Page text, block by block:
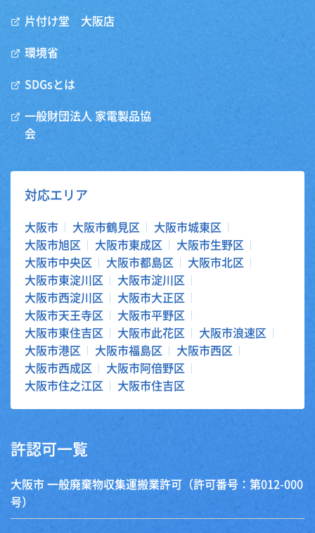
片付け堂 大阪店
環境省
SDGsとは
一般財団法人 家電製品協
会
対応エリア
大阪市 大阪市鶴見区
大阪市城東区
大阪市旭区
大阪市東成区
大阪市生野区
大阪市中央区
大阪市都島区
大阪市北区
大阪市東淀川区
大阪市淀川区
大阪市西淀川区
大阪市大正区
大阪市天王寺区
大阪市平野区
大阪市東住吉区
大阪市此花区
大阪市浪速区
大阪市港区
大阪市福島区
大阪市西区
大阪市西成区
大阪市阿倍野区
大阪市住之江区
大阪市住吉区
許認可一覧
大阪市 一般廃棄物収集運搬業許可（許可番号：第012-000
号）